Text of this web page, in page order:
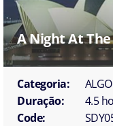
A Night At
Categoria:
Duração:
4.5
Code: